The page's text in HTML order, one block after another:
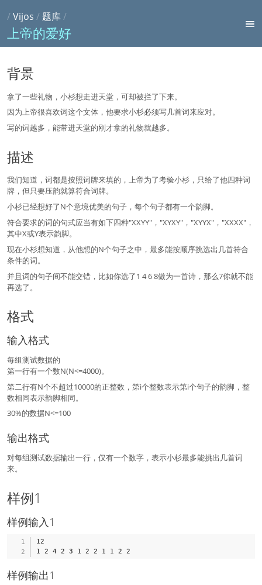
/Vijos / 题库/
上帝的爱好
背景
拿了一些礼物，小杉想走进天堂，可却被拦了下来。
因为上帝很喜欢词这个文体，他要求小杉必须写几首词来应对。
写的词越多，能带进天堂的刚才拿的礼物就越多。
描述
我们知道，词都是按照词牌来填的，上帝为了考验小杉，只给了他四种词
牌，但只要压韵就算符合词牌。
小杉已经想好了N个意境优美的句子，每个句子都有一个韵脚。
符合要求的词的句式应当有如下四种"XXYY"，"XYXY"，"XYYX"，"XXXX"，
其中X或Y表示韵脚。
现在小杉想知道，从他想的N个句子之中，最多能按顺序挑选出几首符合
条件的词。
并且词的句子间不能交错，比如你选了1 4 6 8做为一首诗，那么7你就不能
再选了。
格式
输入格式
每组测试数据的
第一行有一个数N(N<=4000)。
第二行有N个不超过10000的正整数，第i个整数表示第i个句子的韵脚，整
数相同表示韵脚相同。
30%的数据N<=100
输出格式
对每组测试数据输出一行，仅有一个数字，表示小杉最多能挑出几首词
来。
样例1
样例输入1
12
样例输出1